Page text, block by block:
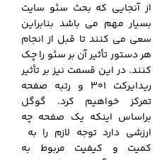
از آنجایی که بحث سئو سایت
بسیار مهم می باشد بنابراین
سعی می کنند تا قبل از انجام
هر دستور تأثیر آن بر سئو را چک
کنند. در این قسمت نیز بر تأثیر
ریدایرکت 301 و رتبه صفحه
تمرکز خواهیم کرد. گوگل
براساس اینکه یک صفحه چه
ارزشی دارد توجه لازم را به
کمیت و کیفیت مربوط به